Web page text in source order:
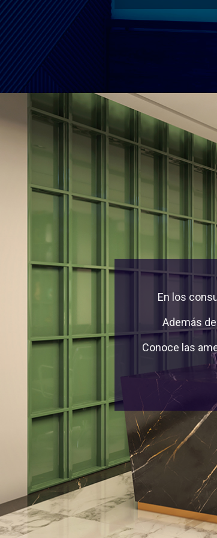
En los
Además
Conoce las